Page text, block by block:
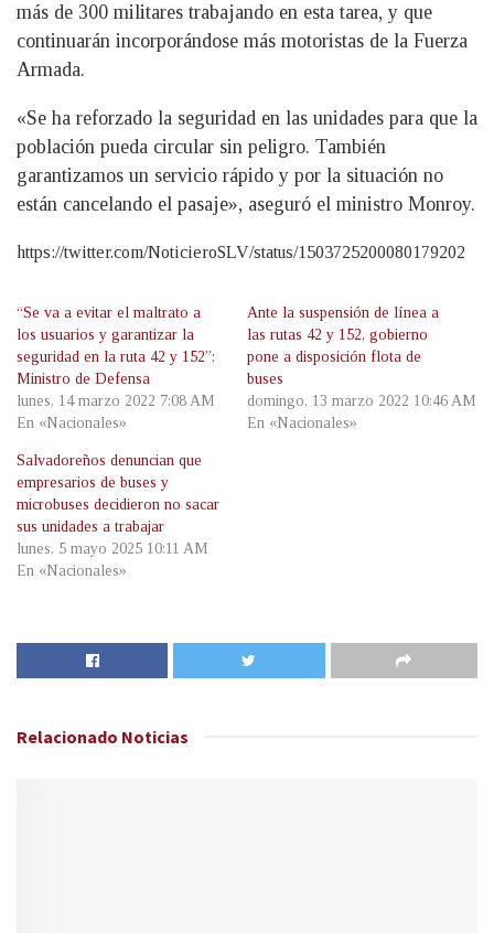
más de 300 militares trabajando en esta tarea, y que
continuarán incorporándose más motoristas de la Fuerza
Armada.
«Se ha reforzado la seguridad en las unidades para que la
población pueda circular sin peligro. También
garantizamos un servicio rápido y por la situación no
están cancelando el pasaje», aseguró el ministro Monroy.
https://twitter.com/NoticieroSLV/status/1503725200080179202
“Se va a evitar el maltrato a
los usuarios y garantizar la
seguridad en la ruta 42 y 152”:
Ministro de Defensa
lunes, 14 marzo 2022 7:08 AM
En «Nacionales»
Ante la suspensión de línea a
las rutas 42 y 152, gobierno
pone a disposición flota de
buses
domingo, 13 marzo 2022 10:46 AM
En «Nacionales»
Salvadoreños denuncian que
empresarios de buses y
microbuses decidieron no sacar
sus unidades a trabajar
lunes, 5 mayo 2025 10:11 AM
En «Nacionales»
Relacionado Noticias